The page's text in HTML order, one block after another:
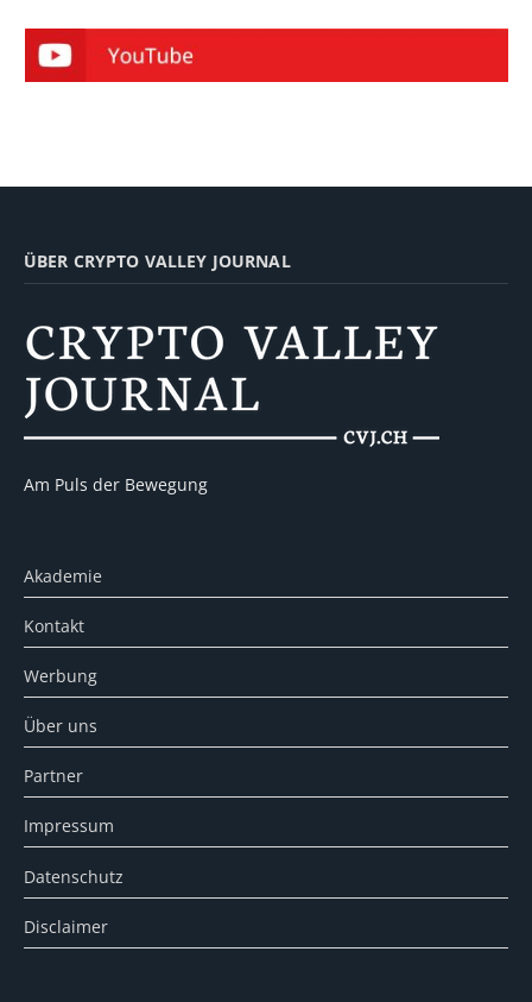
ÜBER CRYPTO VALLEY JOURNAL
Am Puls der Bewegung
Akademie
Kontakt
Werbung
Über uns
Partner
Impressum
Datenschutz
Disclaimer